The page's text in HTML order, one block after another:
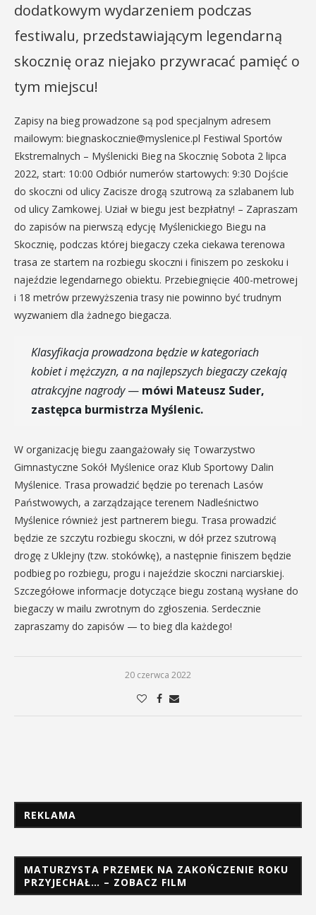
dodatkowym wydarzeniem podczas
festiwalu, przedstawiającym legendarną
skocznię oraz niejako przywracać pamięć o
tym miejscu!
Zapisy na bieg prowadzone są pod specjalnym adresem
mailowym: biegnaskocznie@myslenice.pl Festiwal Sportów
Ekstremalnych – Myślenicki Bieg na Skocznię Sobota 2 lipca
2022, start: 10:00 Odbiór numerów startowych: 9:30 Dojście
do skoczni od ulicy Zacisze drogą szutrową za szlabanem lub
od ulicy Zamkowej. Uział w biegu jest bezpłatny! – Zapraszam
do zapisów na pierwszą edycję Myślenickiego Biegu na
Skocznię, podczas której biegaczy czeka ciekawa terenowa
trasa ze startem na rozbiegu skoczni i finiszem po zeskoku i
najeździe legendarnego obiektu. Przebiegnięcie 400-metrowej
i 18 metrów przewyższenia trasy nie powinno być trudnym
wyzwaniem dla żadnego biegacza.
Klasyfikacja prowadzona będzie w kategoriach
kobiet i mężczyzn, a na najlepszych biegaczy czekają
atrakcyjne nagrody— mówi Mateusz Suder,
zastępca burmistrza Myślenic.
W organizację biegu zaangażowały się Towarzystwo
Gimnastyczne Sokół Myślenice oraz Klub Sportowy Dalin
Myślenice. Trasa prowadzić będzie po terenach Lasów
Państwowych, a zarządzające terenem Nadleśnictwo
Myślenice również jest partnerem biegu. Trasa prowadzić
będzie ze szczytu rozbiegu skoczni, w dół przez szutrową
drogę z Uklejny (tzw. stokówkę), a następnie finiszem będzie
podbieg po rozbiegu, progu i najeździe skoczni narciarskiej.
Szczegółowe informacje dotyczące biegu zostaną wysłane do
biegaczy w mailu zwrotnym do zgłoszenia. Serdecznie
zapraszamy do zapisów — to bieg dla każdego!
20 czerwca 2022
REKLAMA
MATURZYSTA PRZEMEK NA ZAKOŃCZENIE ROKU
PRZYJECHAŁ… – ZOBACZ FILM